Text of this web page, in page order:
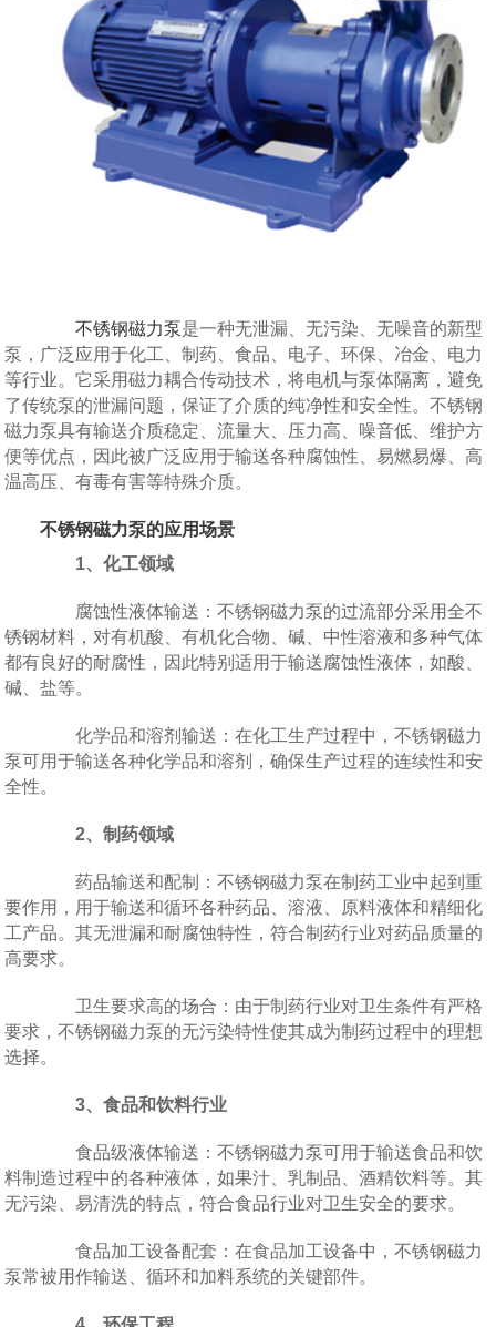
不锈钢磁力泵是一种无泄漏、无污染、无噪音的新型
泵，广泛应用于化工、制药、食品、电子、环保、冶金、电力
等行业。它采用磁力耦合传动技术，将电机与泵体隔离，避免
了传统泵的泄漏问题，保证了介质的纯净性和安全性。不锈钢
磁力泵具有输送介质稳定、流量大、压力高、噪音低、维护方
便等优点，因此被广泛应用于输送各种腐蚀性、易燃易爆、高
温高压、有毒有害等特殊介质。
不锈钢磁力泵的应用场景
1、化工领域
腐蚀性液体输送：不锈钢磁力泵的过流部分采用全不
锈钢材料，对有机酸、有机化合物、碱、中性溶液和多种气体
都有良好的耐腐性，因此特别适用于输送腐蚀性液体，如酸、
碱、盐等。
化学品和溶剂输送：在化工生产过程中，不锈钢磁力
泵可用于输送各种化学品和溶剂，确保生产过程的连续性和安
全性。
2、制药领域
药品输送和配制：不锈钢磁力泵在制药工业中起到重
要作用，用于输送和循环各种药品、溶液、原料液体和精细化
工产品。其无泄漏和耐腐蚀特性，符合制药行业对药品质量的
高要求。
卫生要求高的场合：由于制药行业对卫生条件有严格
要求，不锈钢磁力泵的无污染特性使其成为制药过程中的理想
选择。
3、食品和饮料行业
食品级液体输送：不锈钢磁力泵可用于输送食品和饮
料制造过程中的各种液体，如果汁、乳制品、酒精饮料等。其
无污染、易清洗的特点，符合食品行业对卫生安全的要求。
食品加工设备配套：在食品加工设备中，不锈钢磁力
泵常被用作输送、循环和加料系统的关键部件。